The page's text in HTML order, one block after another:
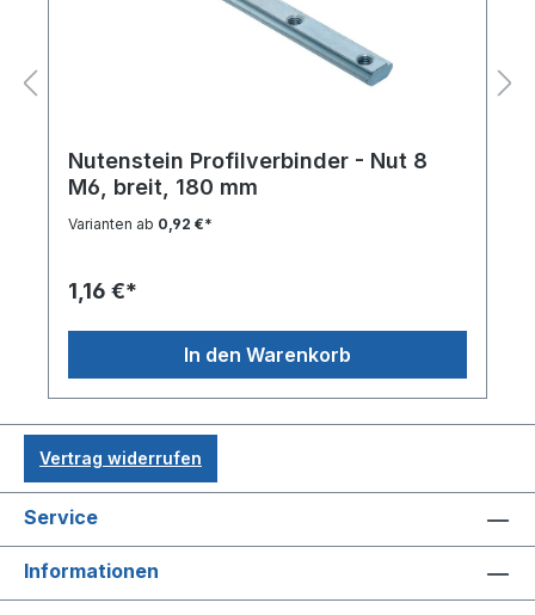
Nutenstein Profilverbinder - Nut 8
M6, breit, 180 mm
Varianten ab 0,92 €*
1,16 €*
In den Warenkorb
Vertrag widerrufen
Service
Informationen